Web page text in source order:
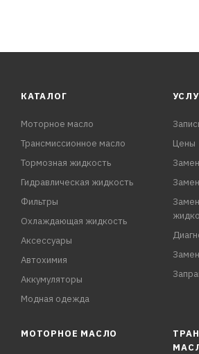
КАТАЛОГ
Моторное масло
Трансмиссионное масло
Тормозная жидкость
Гидравлическая жидкость
Фильтры
Охлаждающая жидкость
Аксессуары
Автохимия
Аккумуляторы
Модная одежда
Цены
МОТОРНОЕ МАСЛО